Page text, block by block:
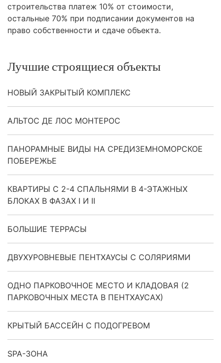
строительства платеж 10% от стоимости,
остальные 70% при подписании документов на
право собственности и сдаче объекта.
Лучшие строящиеся объекты
НОВЫЙ ЗАКРЫТЫЙ КОМПЛЕКС
АЛЬТОС ДЕ ЛОС МОНТЕРОС
ПАНОРАМНЫЕ ВИДЫ НА СРЕДИЗЕМНОМОРСКОЕ
ПОБЕРЕЖЬЕ
КВАРТИРЫ С 2-4 СПАЛЬНЯМИ В 4-ЭТАЖНЫХ
БЛОКАХ В ФАЗАХ I И II
БОЛЬШИЕ ТЕРРАСЫ
ДВУХУРОВНЕВЫЕ ПЕНТХАУСЫ С СОЛЯРИЯМИ
ОДНО ПАРКОВОЧНОЕ МЕСТО И КЛАДОВАЯ (2
ПАРКОВОЧНЫХ МЕСТА В ПЕНТХАУСАХ)
КРЫТЫЙ БАССЕЙН С ПОДОГРЕВОМ
SPA-ЗОНА